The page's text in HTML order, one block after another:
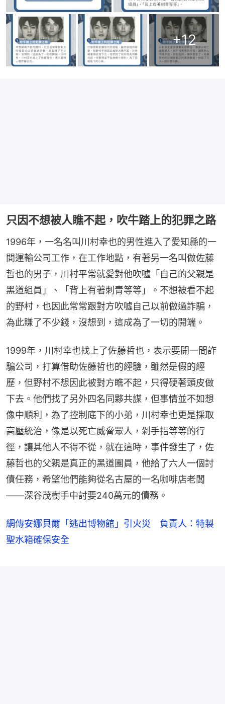
+12
只因不想被人瞧不起，吹牛踏上的犯罪之路
1996年，一名名叫川村幸也的男性進入了愛知縣的一
間運輸公司工作，在工作地點，有著另一名叫做佐藤
哲也的男子，川村平常就愛對他吹噓「自己的父親是
黑道組員」、「背上有著刺青等等」。不想被看不起
的野村，也因此常常跟對方吹噓自己以前做過詐騙，
為此賺了不少錢，沒想到，這成為了一切的開端。
1999年，川村幸也找上了佐藤哲也，表示要開一間詐
騙公司，打算借助佐藤哲也的經驗，雖然是假的經
歷，但野村不想因此被對方瞧不起，只得硬著頭皮做
下去。他們找了另外四名同夥共謀，但事情並不如想
像中順利，為了控制底下的小弟，川村幸也更是採取
高壓統治，像是以死亡威脅眾人，剁手指等等的行
徑，讓其他人不得不從，就在這時，事件發生了，佐
藤哲也的父親是真正的黑道團員，他給了六人一個討
債任務，希望他們能夠從名古屋的一名咖啡店老闆
——深谷茂樹手中討要240萬元的債務。
網傳安娜貝爾「逃出博物館」引火災 負責人：特製
聖水箱確保安全